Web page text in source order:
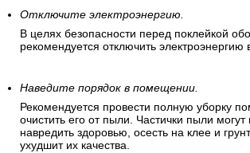
Отключите электроэнергию.
В целях безопасности перед поклейкой
рекомендуется отключить
Наведите порядок в помещении.
Рекомендуется провести полную уборку
очистить его от пыли. Частички пыли могут
навредить здоровью, осесть на клее и
ухудшит их качества.